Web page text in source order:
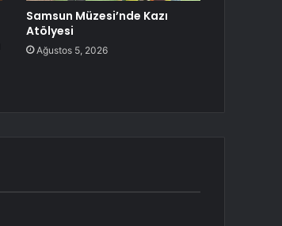
Samsun Müzesi’nde Kazı
Atölyesi
Ağustos 5, 2026